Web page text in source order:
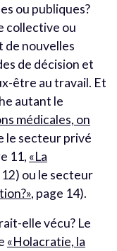
ou publiques?
collective ou
de nouvelles
de décision et
être au travail. Et
autant le
médicales, on
le secteur privé
11, «La
) ou le secteur
, page 14).
elle vécu? Le
«Holacratie, la